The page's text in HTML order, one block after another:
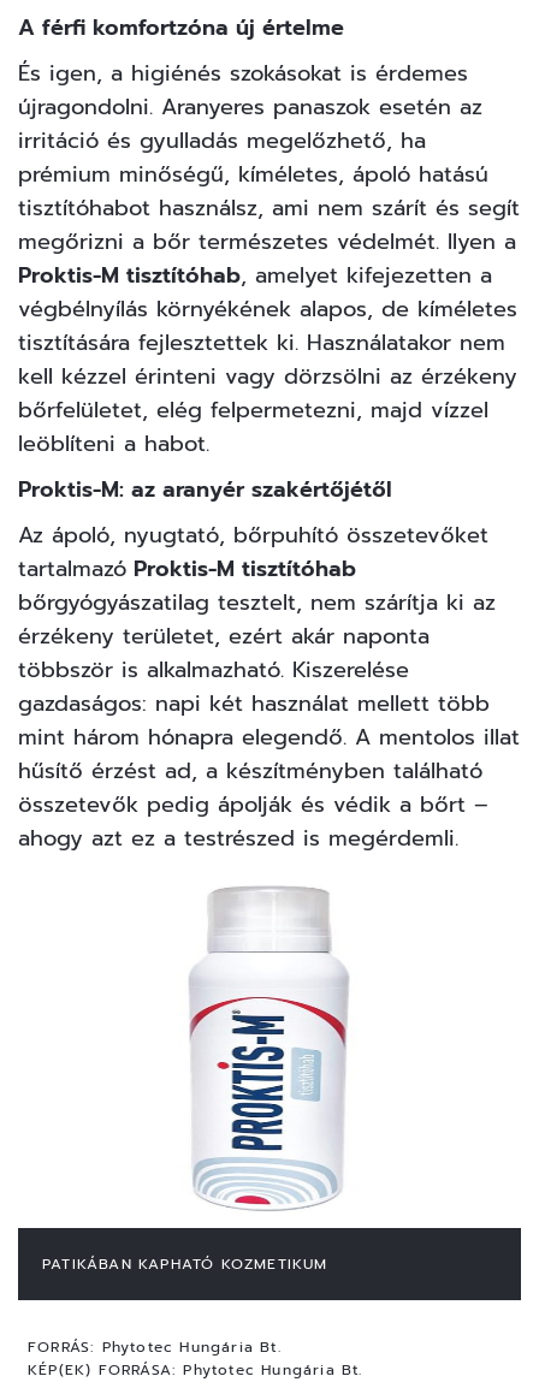
A férfi komfortzóna új értelme
És igen, a higiénés szokásokat is érdemes
újragondolni. Aranyeres panaszok esetén az
irritáció és gyulladás megelőzhető, ha
prémium minőségű, kíméletes, ápoló hatású
tisztítóhabot használsz, ami nem szárít és segít
megőrizni a bőr természetes védelmét. Ilyen a
Proktis-M tisztítóhab, amelyet kifejezetten a
végbélnyílás környékének alapos, de kíméletes
tisztítására fejlesztettek ki. Használatakor nem
kell kézzel érinteni vagy dörzsölni az érzékeny
bőrfelületet, elég felpermetezni, majd vízzel
leöblíteni a habot.
Proktis-M: az aranyér szakértőjétől
Az ápoló, nyugtató, bőrpuhító összetevőket
tartalmazó Proktis-M tisztítóhab
bőrgyógyászatilag tesztelt, nem szárítja ki az
érzékeny területet, ezért akár naponta
többször is alkalmazható. Kiszerelése
gazdaságos: napi két használat mellett több
mint három hónapra elegendő. A mentolos illat
hűsítő érzést ad, a készítményben található
összetevők pedig ápolják és védik a bőrt –
ahogy azt ez a testrészed is megérdemli.
PATIKÁBAN KAPHATÓ KOZMETIKUM
FORRÁS: Phytotec Hungária Bt.
KÉP(EK) FORRÁSA: Phytotec Hungária Bt.